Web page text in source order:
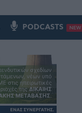
PODCASTS NEW